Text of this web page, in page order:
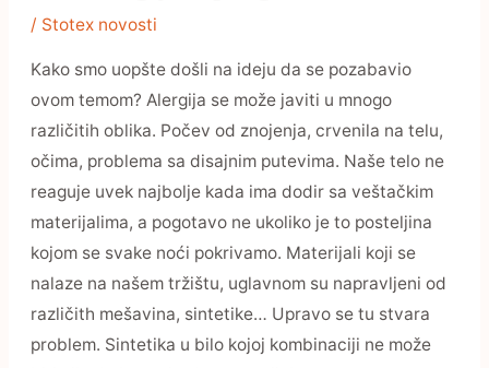
/ Stotex novosti
Kako smo uopšte došli na ideju da se pozabavio
ovom temom? Alergija se može javiti u mnogo
različitih oblika. Počev od znojenja, crvenila na telu,
očima, problema sa disajnim putevima. Naše telo ne
reaguje uvek najbolje kada ima dodir sa veštačkim
materijalima, a pogotavo ne ukoliko je to posteljina
kojom se svake noći pokrivamo. Materijali koji se
nalaze na našem tržištu, uglavnom su napravljeni od
različith mešavina, sintetike… Upravo se tu stvara
problem. Sintetika u bilo kojoj kombinaciji ne može